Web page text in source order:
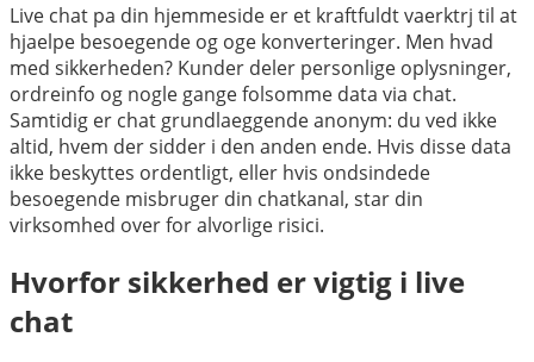
Live chat pa din hjemmeside er et kraftfuldt vaerktrj til at
hjaelpe besoegende og oge konverteringer. Men hvad
med sikkerheden? Kunder deler personlige oplysninger,
ordreinfo og nogle gange folsomme data via chat.
Samtidig er chat grundlaeggende anonym: du ved ikke
altid, hvem der sidder i den anden ende. Hvis disse data
ikke beskyttes ordentligt, eller hvis ondsindede
besoegende misbruger din chatkanal, star din
virksomhed over for alvorlige risici.
Hvorfor sikkerhed er vigtig i live
chat